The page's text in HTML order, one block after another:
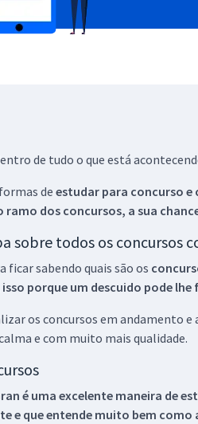
de tudo o que está
de estudar para concurso e
ramo dos concursos, a sua
sobre todos os concursos
ficar sabendo quais são os
porque um descuido pode
os concursos em andamento
e com muito mais qualidade.
é uma excelente maneira de
e que entende muito bem